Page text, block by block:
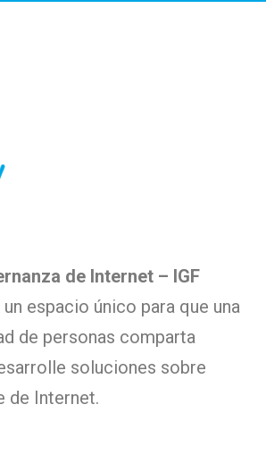
de Internet – IGF
espacio único para que una
de personas comparta
soluciones sobre
de Internet.